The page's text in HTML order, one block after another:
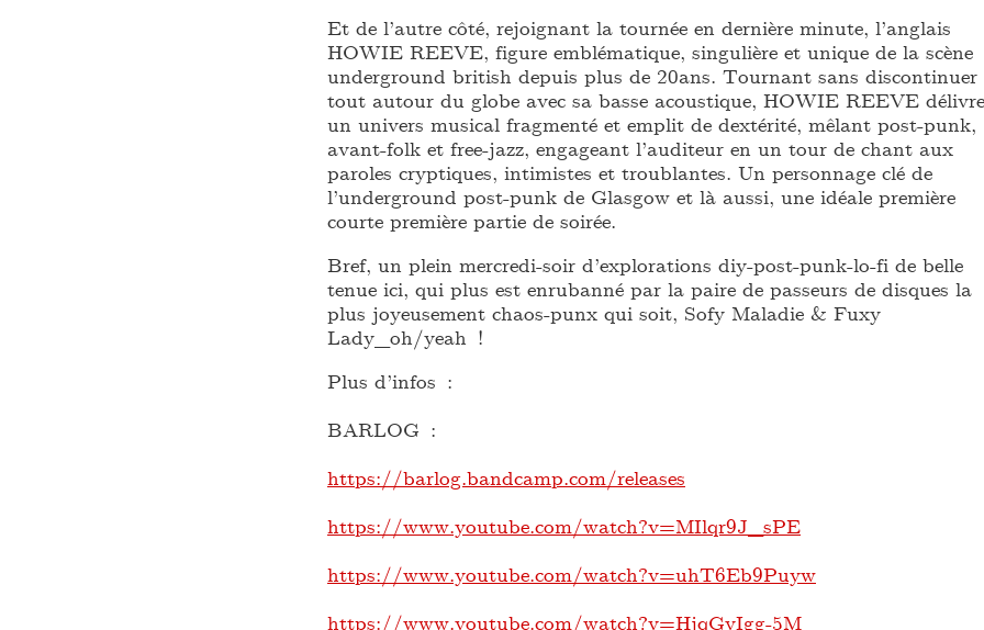
Et de l’autre côté, rejoignant la tournée en dernière minute, l’anglais
HOWIE REEVE, figure emblématique, singulière et unique de la scène
underground british depuis plus de 20ans. Tournant sans discontinuer
tout autour du globe avec sa basse acoustique, HOWIE REEVE délivre
un univers musical fragmenté et emplit de dextérité, mêlant post-punk,
avant-folk et free-jazz, engageant l’auditeur en un tour de chant aux
paroles cryptiques, intimistes et troublantes. Un personnage clé de
l’underground post-punk de Glasgow et là aussi, une idéale première
courte première partie de soirée.
Bref, un plein mercredi-soir d’explorations diy-post-punk-lo-fi de belle
tenue ici, qui plus est enrubanné par la paire de passeurs de disques la
plus joyeusement chaos-punx qui soit, Sofy Maladie & Fuxy
Lady_oh/yeah !
Plus d’infos :
BARLOG :
https://barlog.bandcamp.com/releases
https://www.youtube.com/watch?v=MIlqr9J_sPE
https://www.youtube.com/watch?v=uhT6Eb9Puyw
https://www.youtube.com/watch?v=HjqGvIgg-5M